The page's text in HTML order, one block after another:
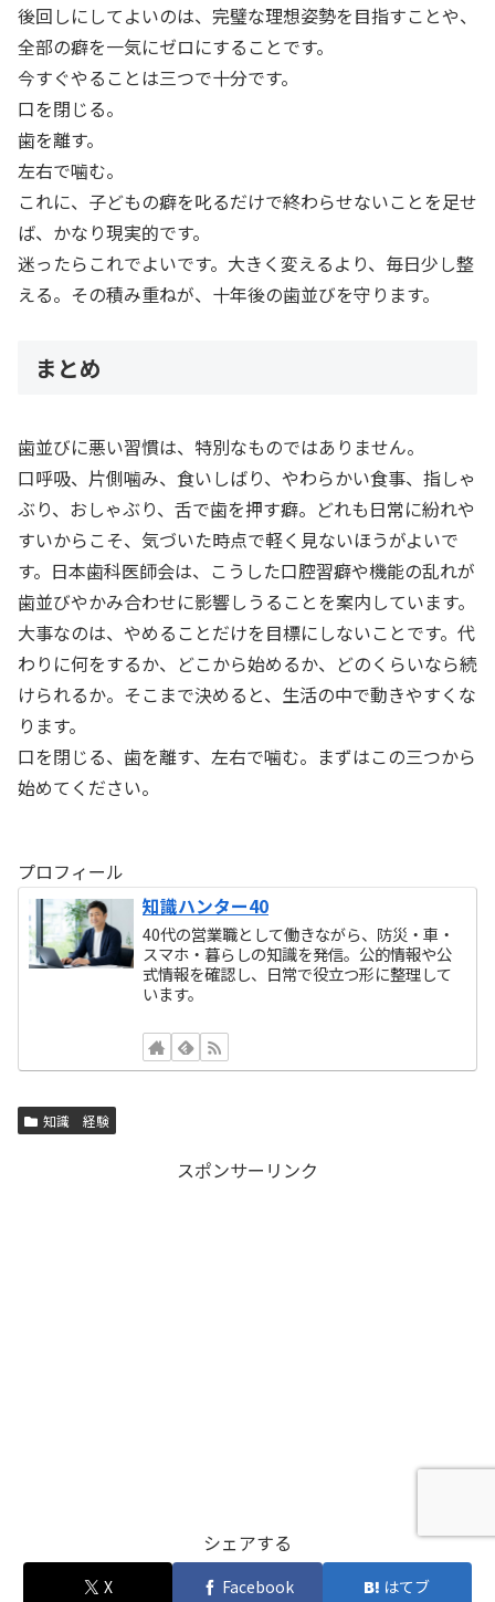
後回しにしてよいのは、完璧な理想姿勢を目指すことや、
全部の癖を一気にゼロにすることです。
今すぐやることは三つで十分です。
口を閉じる。
歯を離す。
左右で噛む。
これに、子どもの癖を叱るだけで終わらせないことを足せ
ば、かなり現実的です。
迷ったらこれでよいです。大きく変えるより、毎日少し整
える。その積み重ねが、十年後の歯並びを守ります。
まとめ
歯並びに悪い習慣は、特別なものではありません。
口呼吸、片側噛み、食いしばり、やわらかい食事、指しゃ
ぶり、おしゃぶり、舌で歯を押す癖。どれも日常に紛れや
すいからこそ、気づいた時点で軽く見ないほうがよいで
す。日本歯科医師会は、こうした口腔習癖や機能の乱れが
歯並びやかみ合わせに影響しうることを案内しています。
大事なのは、やめることだけを目標にしないことです。代
わりに何をするか、どこから始めるか、どのくらいなら続
けられるか。そこまで決めると、生活の中で動きやすくな
ります。
口を閉じる、歯を離す、左右で噛む。まずはこの三つから
始めてください。
プロフィール
知識ハンター40
40代の営業職として働きながら、防災・車・
スマホ・暮らしの知識を発信。公的情報や公
式情報を確認し、日常で役立つ形に整理して
います。
知識 経験
スポンサーリンク
シェアする
X Facebook はてブ